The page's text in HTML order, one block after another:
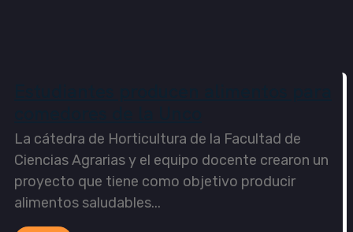
La cátedra de Horticultura de la Facultad de
Ciencias Agrarias y el equipo docente crearon un
proyecto que tiene como objetivo producir
alimentos saludables...